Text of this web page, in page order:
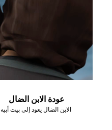
عودة الابن الضال
الابن الضال يعود إلى بيت أبيه